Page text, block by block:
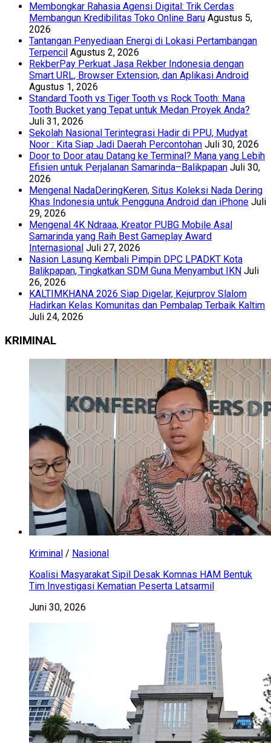
Membongkar Rahasia Agensi Digital: Trik Cerdas
Membangun Kredibilitas Toko Online Baru Agustus 5,
2026
Tantangan Penyediaan Energi di Lokasi Pertambangan
Terpencil Agustus 2, 2026
RekberPay Perkuat Jasa Rekber Indonesia dengan
Smart URL, Browser Extension, dan Aplikasi Android
Agustus 1, 2026
Standard Tooth vs Tiger Tooth vs Rock Tooth: Mana
Tooth Bucket yang Tepat untuk Medan Proyek Anda?
Juli 31, 2026
Sekolah Nasional Terintegrasi Hadir di PPU, Mudyat
Noor : Kita Siap Jadi Daerah Percontohan Juli 30, 2026
Door to Door atau Datang ke Terminal? Mana yang Lebih
Efisien untuk Perjalanan Samarinda–Balikpapan Juli 30,
2026
Mengenal NadaDeringKeren, Situs Koleksi Nada Dering
Khas Indonesia untuk Pengguna Android dan iPhone Juli
29, 2026
Mengenal 4K Ndraaa, Kreator PUBG Mobile Asal
Samarinda yang Raih Best Gameplay Award
Internasional Juli 27, 2026
Nasion Lasung Kembali Pimpin DPC LPADKT Kota
Balikpapan, Tingkatkan SDM Guna Menyambut IKN Juli
26, 2026
KALTIMKHANA 2026 Siap Digelar, Kejurprov Slalom
Hadirkan Kelas Komunitas dan Pembalap Terbaik Kaltim
Juli 24, 2026
KRIMINAL
Kriminal / Nasional
Koalisi Masyarakat Sipil Desak Komnas HAM Bentuk
Tim Investigasi Kematian Peserta Latsarmil
Juni 30, 2026